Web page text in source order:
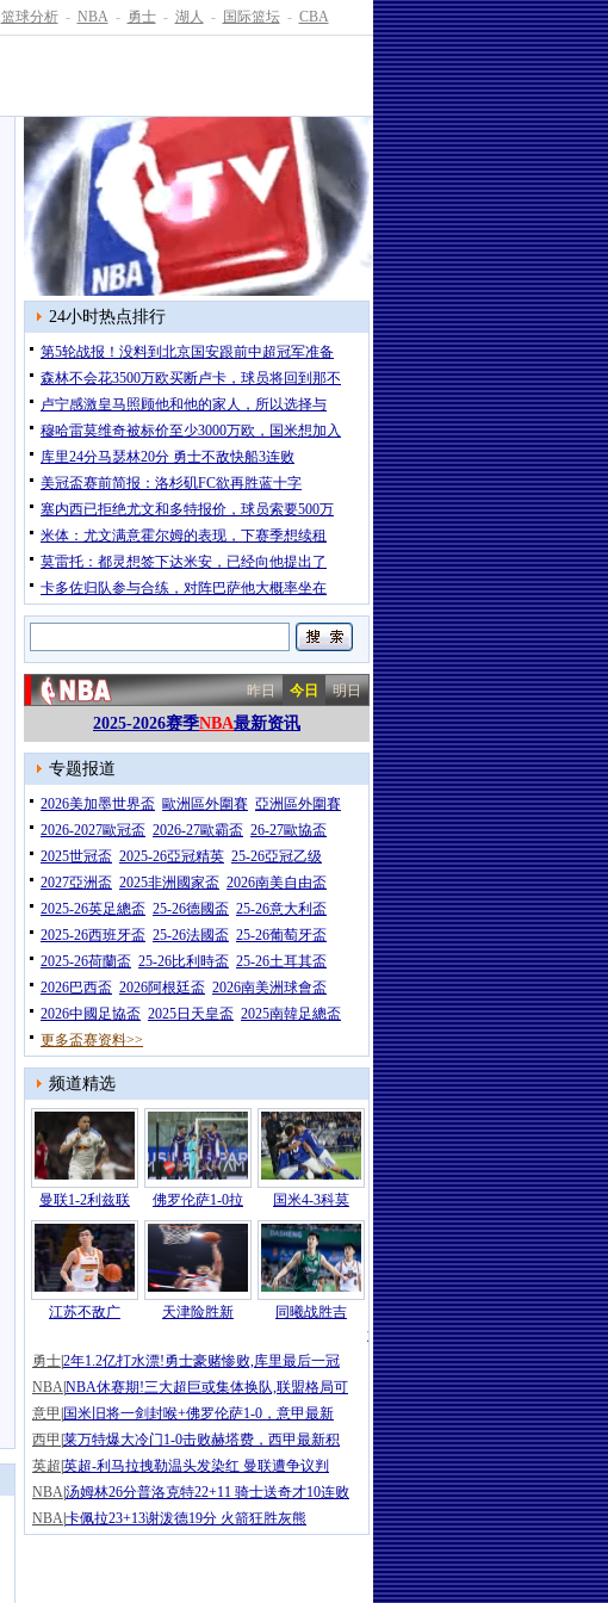
篮球分析 - NBA - 勇士 - 湖人 - 国际篮坛 - CBA
24小时热点排行
第5轮战报！没料到北京国安跟前中超冠军准备
森林不会花3500万欧买断卢卡，球员将回到那不
卢宁感激皇马照顾他和他的家人，所以选择与
穆哈雷莫维奇被标价至少3000万欧，国米想加入
库里24分马瑟林20分 勇士不敌快船3连败
美冠盃赛前简报：洛杉矶FC欲再胜蓝十字
塞内西已拒绝尤文和多特报价，球员索要500万
米体：尤文满意霍尔姆的表现，下赛季想续租
莫雷托：都灵想签下达米安，已经向他提出了
卡多佐归队参与合练，对阵巴萨他大概率坐在
昨日 今日 明日
2025-2026赛季NBA最新资讯
专题报道
2026美加墨世界盃 歐洲區外圍賽 亞洲區外圍賽
2026-2027歐冠盃 2026-27歐霸盃 26-27歐協盃
2025世冠盃 2025-26亞冠精英 25-26亞冠乙级
2027亞洲盃 2025非洲國家盃 2026南美自由盃
2025-26英足總盃 25-26德國盃 25-26意大利盃
2025-26西班牙盃 25-26法國盃 25-26葡萄牙盃
2025-26荷蘭盃 25-26比利時盃 25-26土耳其盃
2026巴西盃 2026阿根廷盃 2026南美洲球會盃
2026中國足協盃 2025日天皇盃 2025南韓足總盃
更多盃赛资料>>
频道精选
曼联1-2利兹联 佛罗伦萨1-0拉 国米4-3科莫
江苏不敌广 天津险胜新
同曦战胜吉
湖人|曝东契奇本周回洛杉矶复查，里
勇士2年1.2亿打水漂!勇士豪赌惨败,库里最后一冠
NBANBA休赛期!三大超巨或集体换队,联盟格局可
意甲 国米旧将一剑封喉+佛罗伦萨1-0，意甲最新
西甲 莱万特爆大冷门1-0击败赫塔费，西甲最新积
英超 英超-利马拉拽勒温头发染红 曼联遭争议判
NBA汤姆林26分普洛克特22+11 骑士送奇才10连败
NBA卡佩拉23+13谢泼德19分 火箭狂胜灰熊